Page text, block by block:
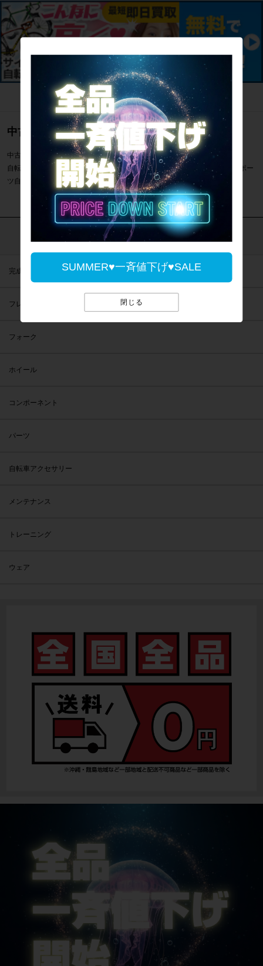
SUMMER♥一斉値下げ♥SALE
閉じる
中古のロードバイク通販のご案内
中古のロードバイク フォークその他サイズの全て一覧のご案内です。
自転車専門店サイクルパラダイスではフォークその他サイズの全てなどスポー
ツ自転車を通販・販売・買取しています。
カテゴリで探す
完成車
フレーム
フォーク
ホイール
コンポーネント
パーツ
自転車アクセサリー
メンテナンス
トレーニング
ウェア